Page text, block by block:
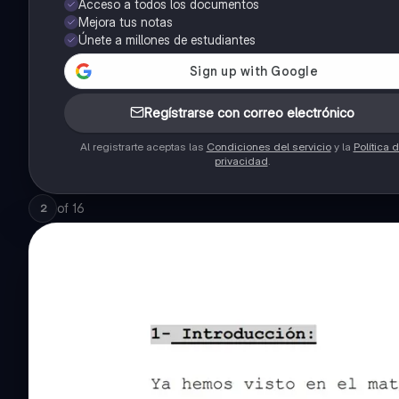
Acceso a todos los documentos
Mejora tus notas
Únete a millones de estudiantes
Regístrarse con correo electrónico
Al registrarte aceptas las Condiciones del servicioy la Política
privacidad.
2 of 16